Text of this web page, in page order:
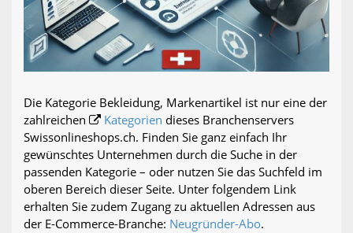
Die Kategorie Bekleidung, Markenartikel ist nur eine der
zahlreichen
Kategorien dieses Branchenservers
Swissonlineshops.ch. Finden Sie ganz einfach Ihr
gewünschtes Unternehmen durch die Suche in der
passenden Kategorie – oder nutzen Sie das Suchfeld im
oberen Bereich dieser Seite. Unter folgendem Link
erhalten Sie zudem Zugang zu aktuellen Adressen aus
der E-Commerce-Branche: Neugründer-Abo.